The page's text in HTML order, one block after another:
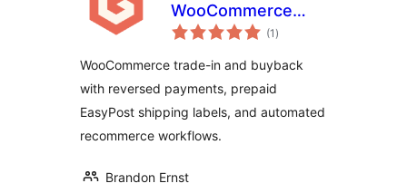
WooCommerce
Product Trade-In
System
(1 totale
bedømmelser
)
WooCommerce trade-in and buyback
with reversed payments, prepaid
EasyPost shipping labels, and automated
recommerce workflows.
Brandon Ernst